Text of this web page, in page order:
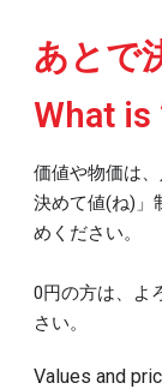
あとで
What is
価値や物価は
決めて値(ね)
めください。
0円の方は、よ
さい。
Values and